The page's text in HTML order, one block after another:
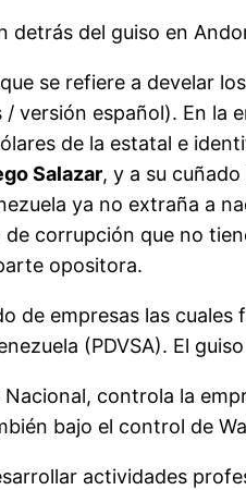
detrás del guiso en
se refiere a develar
español). En la
de la estatal e
Salazar, y a su
ya no extraña a
corrupción que no
opositora.
empresas las
(PDVSA). El
controla la
bajo el control de
actividades